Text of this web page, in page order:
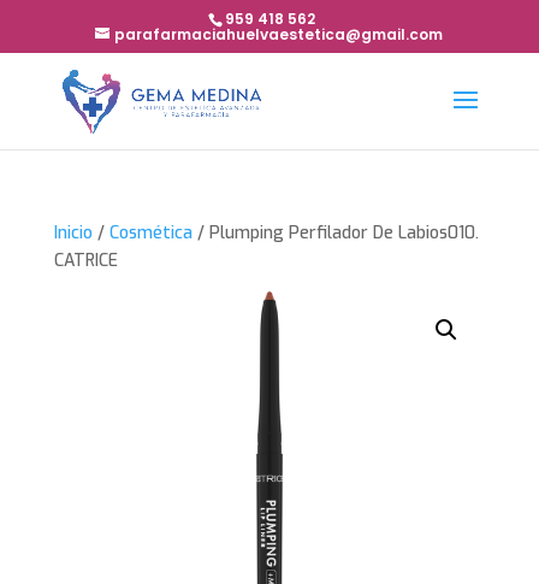
959 418 562
parafarmaciahuelvaestetica@gmail.com
Inicio / Cosmética / Plumping Perfilador De Labios010.
CATRICE